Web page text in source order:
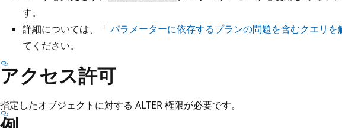
す。
詳細については、「 パラメーターに依存するプランの問題を含むクエリを
てください。
アクセス許可
指定したオブジェクトに対する ALTER 権限が必要です。